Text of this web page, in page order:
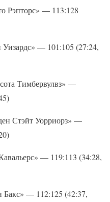
Рэпторс» — 113:128
— 101:105 (27:24,
Тимбервулвз» —
Стэйт Уорриорз» —
— 119:113 (34:28,
— 112:125 (42:37,